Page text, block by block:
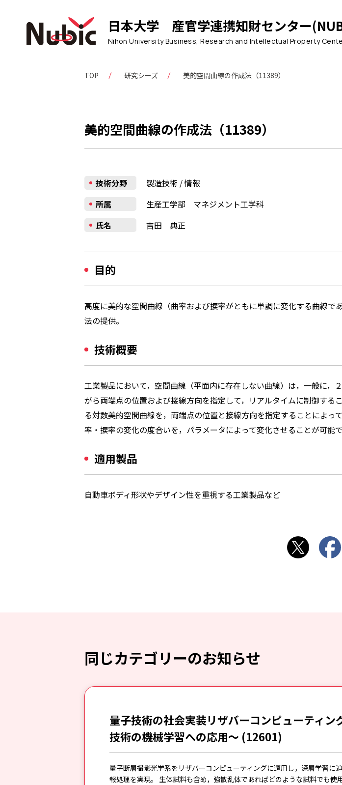
日本大学 産官学連携知財センター
Nihon University Business, Research and Intellectual Property
TOP 研究シーズ 美的空間曲線の作成法（11389）
美的空間曲線の作成法（11389）
技術分野 製造技術 /情報
所属
生産工学部 マネジメント工学科
氏名
吉田 典正
目的
高度に美的な空間曲線（曲率および捩率がともに単調に変化する曲線
法の提供。
技術概要
工業製品において，空間曲線（平面内に存在しない曲線）は，一般に
がら両端点の位置および接線方向を指定して，リアルタイムに制御す
る対数美的空間曲線を，両端点の位置と接線方向を指定することによ
率・捩率の変化の度合いを，パラメータによって変化させることが可能で
適用製品
自動車ボディ形状やデザイン性を重視する工業製品など
同じカテゴリーのお知らせ
量子技術の社会実装リザバーコンピューティン
技術の機械学習への応用～ (12601)
量子断層撮影光学系をリザバーコンピューティングに適用し，深層学習に
報処理を実現。 生体試料も含め，強散乱体であればどのような試料でも使